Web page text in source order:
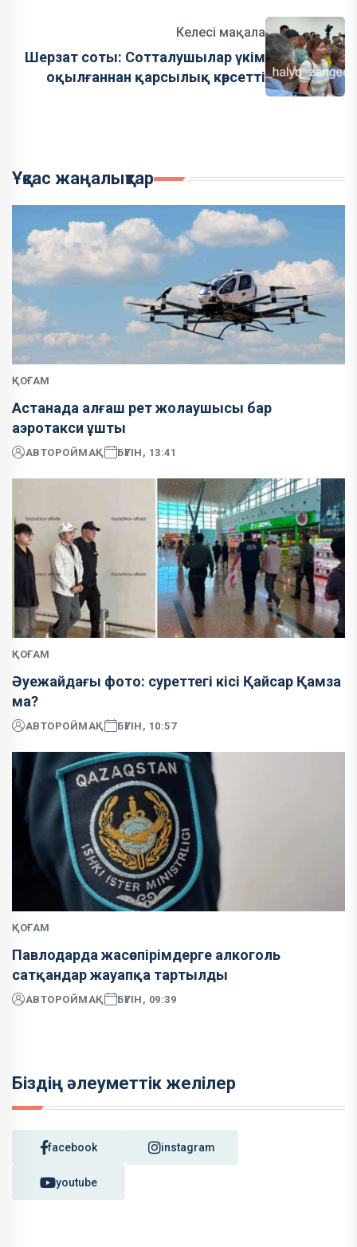
Келесі мақала
Шерзат соты: Сотталушылар үкім
оқылғаннан қарсылық көрсетті
Ұқсас жаңалықтар
ҚОҒАМ
Астанада алғаш рет жолаушысы бар
аэротакси ұшты
АВТОРОЙМАҚ БҮГІН, 13:41
ҚОҒАМ
Әуежайдағы фото: суреттегі кісі Қайсар Қамза
ма?
АВТОРОЙМАҚ БҮГІН, 10:57
ҚОҒАМ
Павлодарда жасөспірімдерге алкоголь
сатқандар жауапқа тартылды
АВТОРОЙМАҚ БҮГІН, 09:39
Біздің әлеуметтік желілер
facebook instagram
youtube